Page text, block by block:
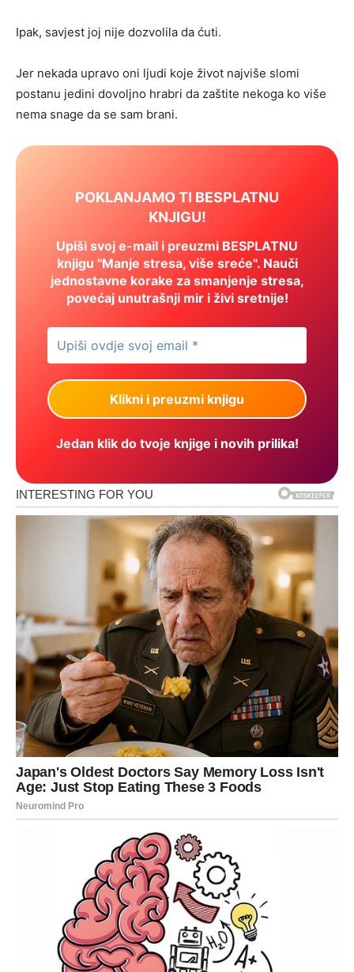
Ipak, savjest joj nije dozvolila da ćuti.
Jer nekada upravo oni ljudi koje život najviše slomi
postanu jedini dovoljno hrabri da zaštite nekoga ko više
nema snage da se sam brani.
POKLANJAMO TI BESPLATNU
KNJIGU!
Upiši svoj e-mail i preuzmi BESPLATNU
knjigu "Manje stresa, više sreće". Nauči
jednostavne korake za smanjenje stresa,
povećaj unutrašnji mir i živi sretnije!
Jedan klik do tvoje knjige i novih prilika!